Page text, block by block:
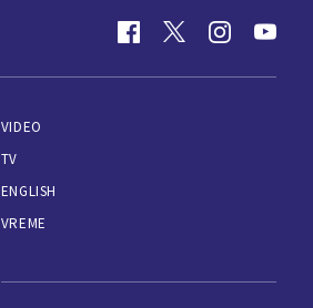
VIDEO
TV
ENGLISH
VREME